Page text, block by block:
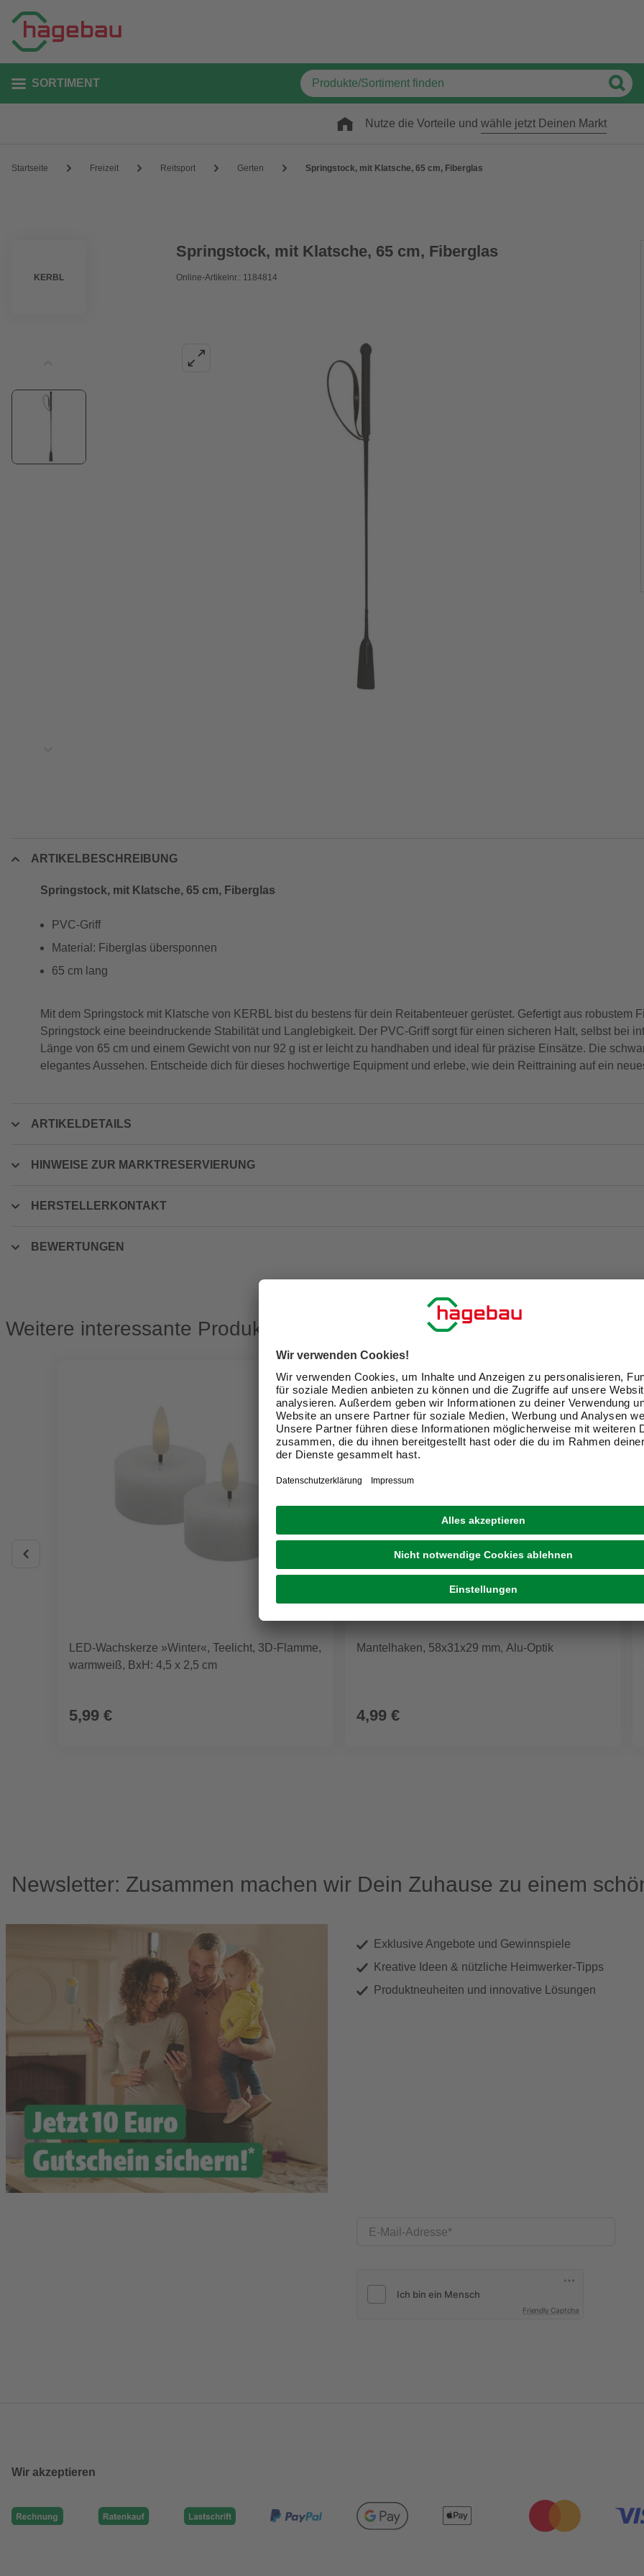
SORTIMENT
Nutze die Vorteile und wähle jetzt Deinen Markt
Startseite Freizeit Reitsport Gerten Springstock, mit Klatsche, 65 cm, Fiberglas
KERBL
Springstock, mit Klatsche, 65 cm, Fiberglas
Online-Artikelnr.: 1184814
ARTIKELBESCHREIBUNG
Springstock, mit Klatsche, 65 cm, Fiberglas
PVC-Griff
Material: Fiberglas übersponnen
65 cm lang
Mit dem Springstock mit Klatsche von KERBL bist du bestens für dein Reitabenteuer gerüstet. Gefertigt aus robustem
Springstock eine beeindruckende Stabilität und Langlebigkeit. Der PVC-Griff sorgt für einen sicheren Halt, selbst bei
Länge von 65 cm und einem Gewicht von nur 92 g ist er leicht zu handhaben und ideal für präzise Einsätze. Die
elegantes Aussehen. Entscheide dich für dieses hochwertige Equipment und erlebe, wie dein Reittraining auf ein
ARTIKELDETAILS
HINWEISE ZUR MARKTRESERVIERUNG
HERSTELLERKONTAKT
BEWERTUNGEN
Weitere interessante Produkte
LED-Wachskerze »Winter«, Teelicht, 3D-Flamme,
warmweiß, BxH: 4,5 x 2,5 cm
5,99 €
Mantelhaken, 58x31x29 mm, Alu-Optik
4,99 €
Newsletter: Zusammen machen wir Dein Zuhause zu einem
Exklusive Angebote und Gewinnspiele
Kreative Ideen & nützliche Heimwerker-Tipps
Produktneuheiten und innovative Lösungen
E-Mail-Adresse
Friendly Captcha
Wir akzeptieren